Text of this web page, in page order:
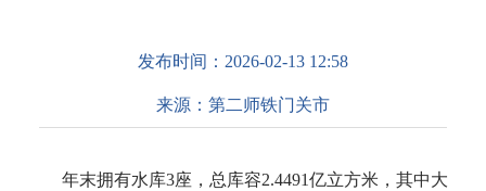
发布时间： 2026-02-13 12:58
来源： 第二师铁门关市
年末拥有水库3座，总库容2.4491亿立方米，其中大